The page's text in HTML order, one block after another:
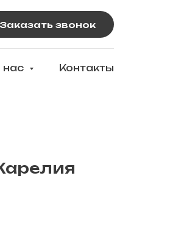
Заказать звонок
нас Контакты